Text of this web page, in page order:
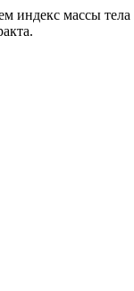
индекс массы